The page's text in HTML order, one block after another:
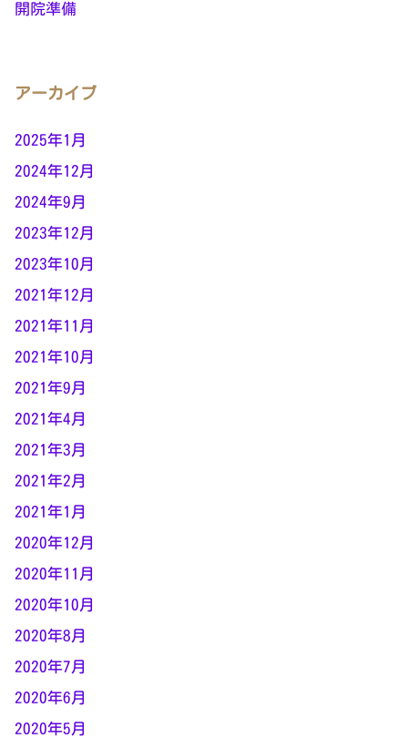
開院準備
アーカイブ
2025年1月
2024年12月
2024年9月
2023年12月
2023年10月
2021年12月
2021年11月
2021年10月
2021年9月
2021年4月
2021年3月
2021年2月
2021年1月
2020年12月
2020年11月
2020年10月
2020年8月
2020年7月
2020年6月
2020年5月